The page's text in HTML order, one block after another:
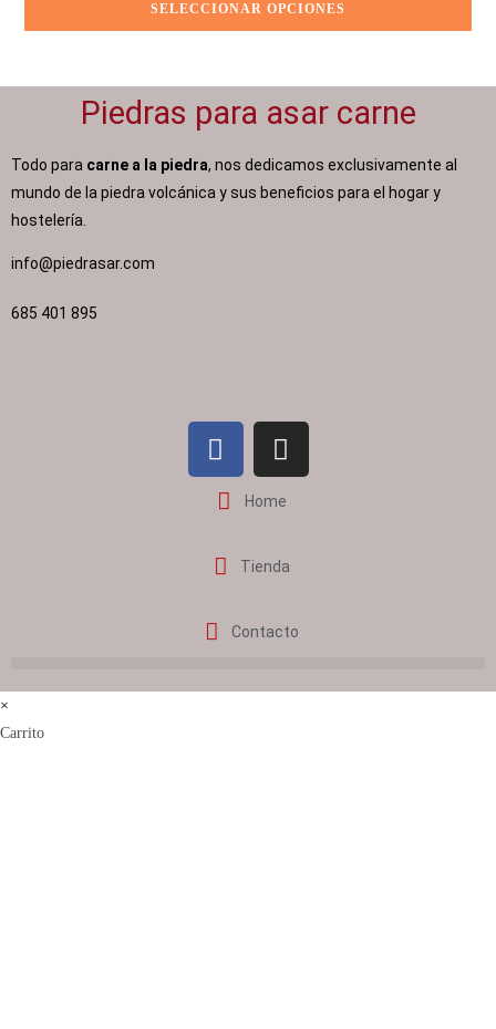
AÑADIR AL CARRITO
LEER MÁS
AÑADIR AL CARRITO
SELECCIONAR OPCIONES
Piedras para asar carne
Todo para carne a la piedra, nos dedicamos exclusivamente al
mundo de la piedra volcánica y sus beneficios para el hogar y
hostelería.
info@piedrasar.com​
685 401 895
Home
Tienda
Contacto
×
Carrito